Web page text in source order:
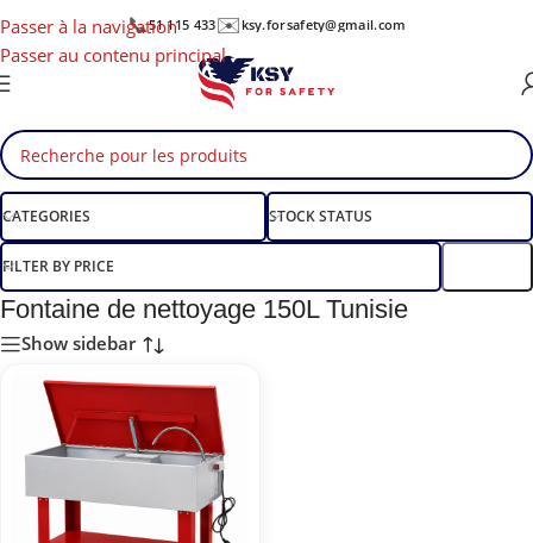
Passer à la navigation
Passer au contenu principal
📞51 115 433✉️ ksy.forsafety@gmail.com
CATEGORIES STOCK STATUS
FILTER BY PRICE
Fontaine de nettoyage 150L Tunisie
Show sidebar